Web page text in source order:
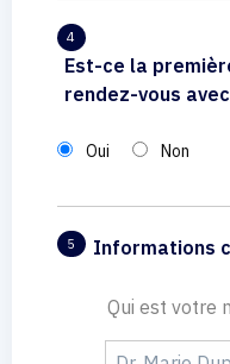
4
Est-ce la
rendez-vous
Oui Non
5 Informations
Qui est votre